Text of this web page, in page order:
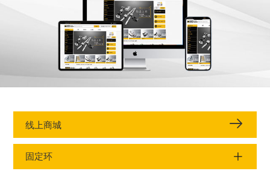
线上商城
固定环